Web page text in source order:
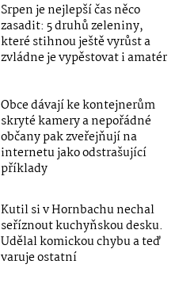
Srpen je nejlepší čas něco
zasadit: 5 druhů zeleniny,
které stihnou ještě vyrůst a
zvládne je vypěstovat i amatér
Obce dávají ke kontejnerům
skryté kamery a nepořádné
občany pak zveřejňují na
internetu jako odstrašující
příklady
Kutil si v Hornbachu nechal
seříznout kuchyňskou desku.
Udělal komickou chybu a teď
varuje ostatní